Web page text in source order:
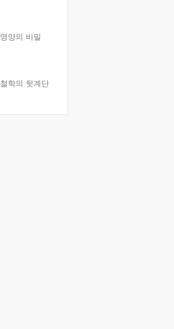
영양의 비밀
철학의 뒷계단